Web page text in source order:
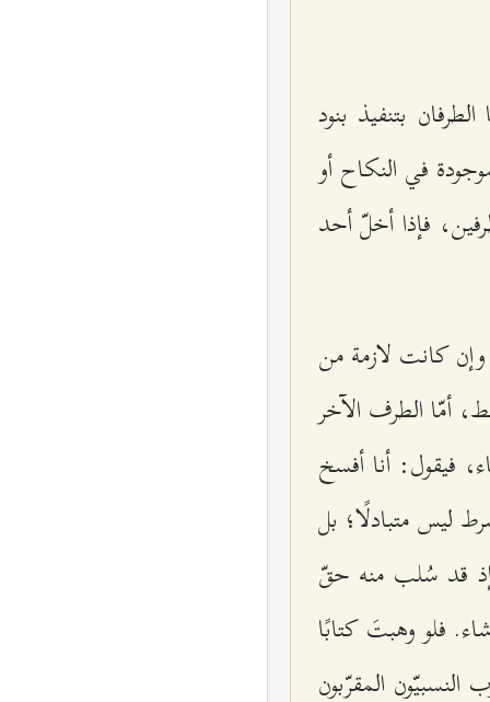
بتنفيذ بنود
في النكاح أو
فإذا أخلّ أحد
كانت لازمة من
أمّا الطرف الآخر
فيقول: أنا أفسخ
ليس متبادلًا؛ بل
إذ قد سُلب منه حقّ
فلو وهبتَ كتابًا
المقرّبون